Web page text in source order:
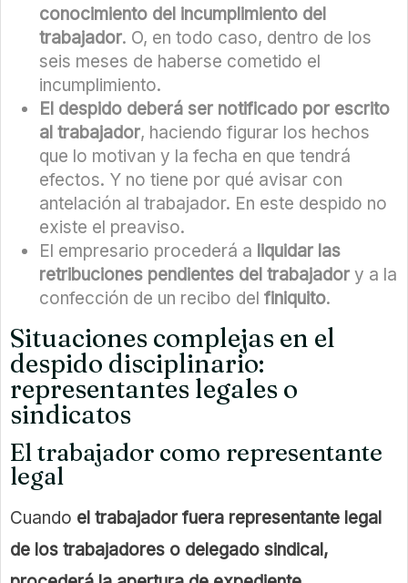
conocimiento del incumplimiento del
trabajador. O, en todo caso, dentro de los
seis meses de haberse cometido el
incumplimiento.
El despido deberá ser notificado por escrito
al trabajador, haciendo figurar los hechos
que lo motivan y la fecha en que tendrá
efectos. Y no tiene por qué avisar con
antelación al trabajador. En este despido no
existe el preaviso.
El empresario procederá a liquidar las
retribuciones pendientes del trabajador y a la
confección de un recibo del finiquito.
Situaciones complejas en el
despido disciplinario:
representantes legales o
sindicatos
El trabajador como representante
legal
Cuando el trabajador fuera representante legal
de los trabajadores o delegado sindical,